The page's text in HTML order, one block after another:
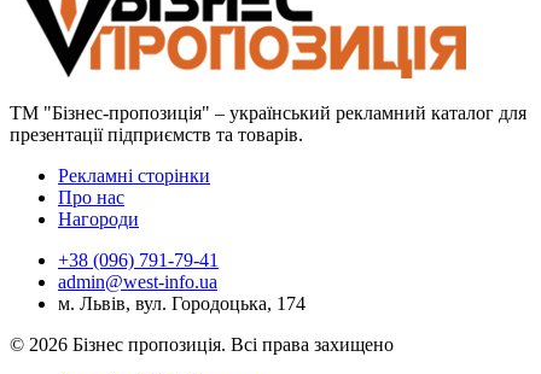
ТМ "Бізнес-пропозиція" – український рекламний каталог для
презентації підприємств та товарів.
Рекламні сторінки
Про нас
Нагороди
+38 (096) 791-79-41
admin@west-info.ua
м. Львів, вул. Городоцька, 174
© 2026 Бізнес пропозиція. Всі права захищено